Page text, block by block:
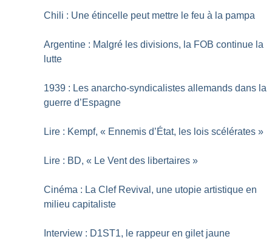
Chili : Une étincelle peut mettre le feu à la pampa
Argentine : Malgré les divisions, la FOB continue la
lutte
1939 : Les anarcho-syndicalistes allemands dans la
guerre d’Espagne
Lire : Kempf, « Ennemis d’État, les lois scélérates »
Lire : BD, « Le Vent des libertaires »
Cinéma : La Clef Revival, une utopie artistique en
milieu capitaliste
Interview : D1ST1, le rappeur en gilet jaune